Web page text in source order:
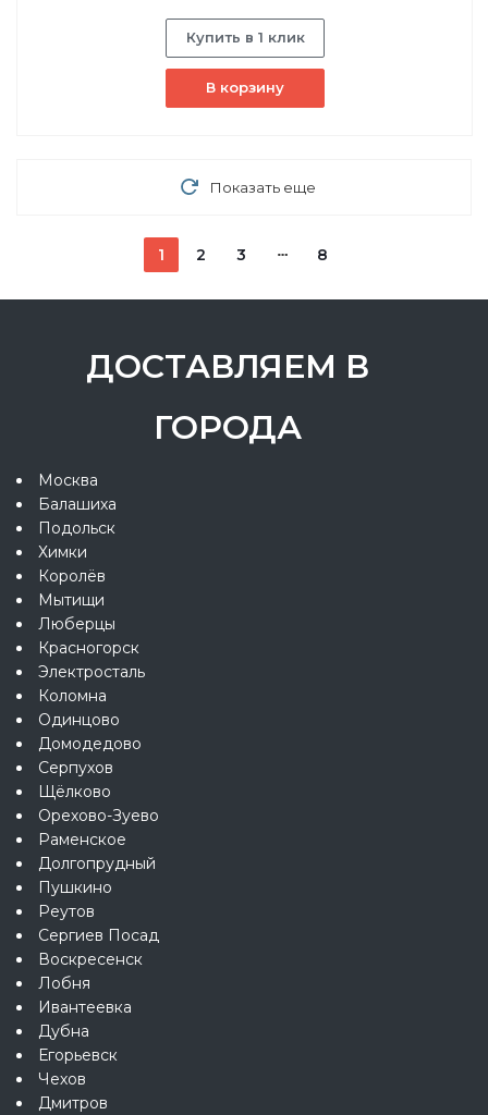
Купить в 1 клик
В корзину
Показать еще
1 2 3 8
ДОСТАВЛЯЕМ В
ГОРОДА
Москва
Балашиха
Подольск
Химки
Королёв
Мытищи
Люберцы
Красногорск
Электросталь
Коломна
Одинцово
Домодедово
Серпухов
Щёлково
Орехово-Зуево
Раменское
Долгопрудный
Пушкино
Реутов
Сергиев Посад
Воскресенск
Лобня
Ивантеевка
Дубна
Егорьевск
Чехов
Дмитров